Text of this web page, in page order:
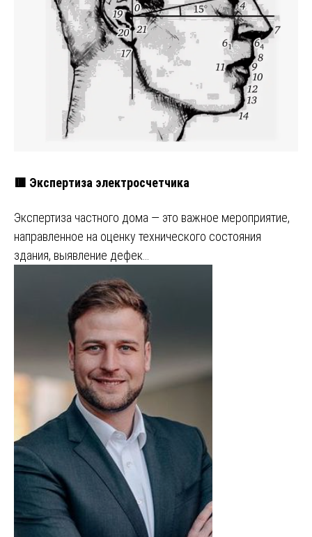
🟥 Экспертиза электросчетчика
Экспертиза частного дома — это важное мероприятие,
направленное на оценку технического состояния
здания, выявление дефек…